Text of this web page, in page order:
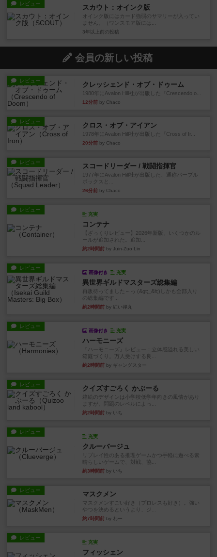
レビュー スカウト：オインク版
オインク版にはカード強弱のサマリーが入ってい
ません。（ワンスモア版には...
3年以上前 の投稿
会員の新しい投稿
レビュー クレッシェンド・オブ・ドゥーム
1980年にAvalon Hill社が出版した『Crescendo o...
12分前 by Chaco
レビュー クロス・オブ・アイアン
1978年にAvalon Hill社が出版した『Cross of Ir...
20分前 by Chaco
レビュー スコードリーダー / 戦闘指揮官
1977年にAvalon Hill社が出版した、通称パープル
ボックスと...
26分前 by Chaco
レビュー
充実
コンテナ
【ざっくりレビュー】2026年新版、いくつかのル
ールが追加された。追加...
約2時間前 by Juin-Zuo Lin
レビュー
画像付き 充実
異世界ギルドマスターズ総集編
再販待ってました～っ (&gt;_&lt;)しかも全部入り
の総集編です...
約2時間前 by 紅い弾丸
レビュー
画像付き 充実
ハーモニーズ
『ハーモニーズ』レビュー：立体感溢れる美しい
箱庭づくり。万人受けする良...
約2時間前 by ギャングスター
レビュー クイズすごろく かぶーる
箱絵のデザインは小学校低学年向きの風情があり
ますが、問題のレベルによっ...
約2時間前 by いち
レビュー
充実
クルーバージュ
リプレイ性のある推理ゲームかつ手軽に遊べる素
晴らしいゲームで、対戦、協...
約3時間前 by いち
レビュー マスクメン
マスクメンすごい好き（プロレスも好き）。強い
やつを決めるというより、ジ...
約7時間前 by わー
レビュー
充実
フィッシェン